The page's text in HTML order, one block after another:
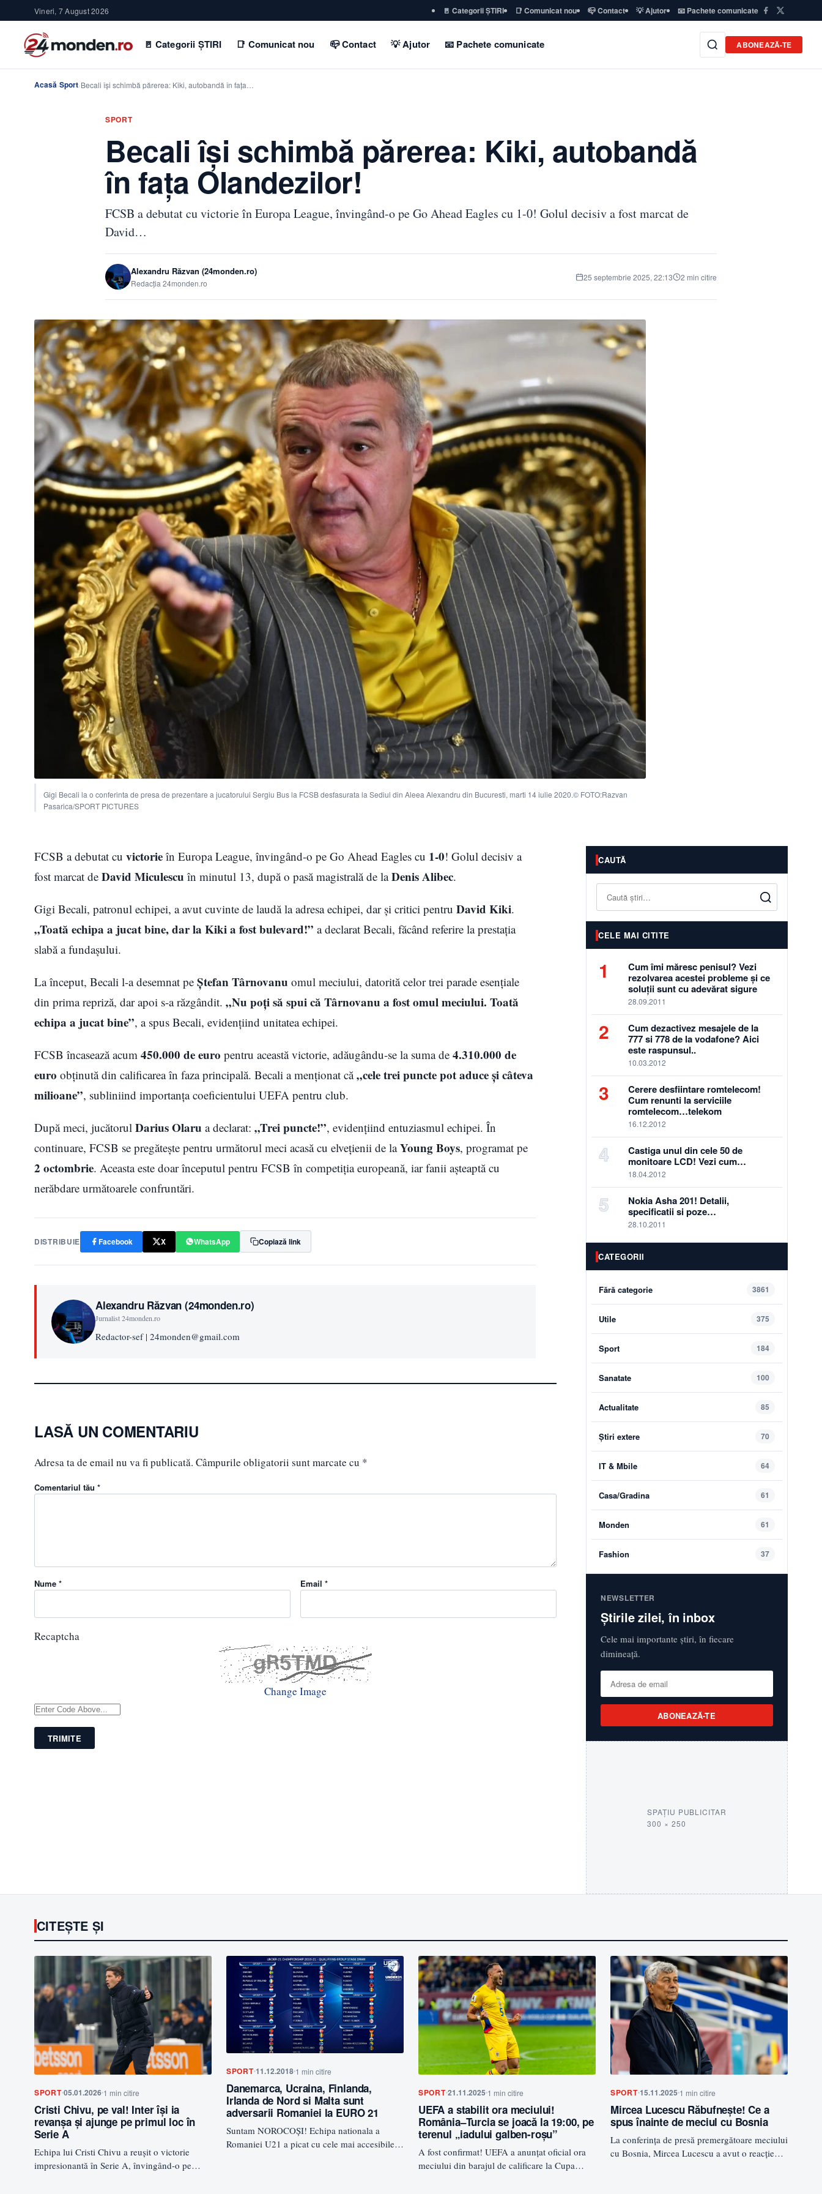
Vineri, 7 August 2026 🚪 Categorii ȘTIRI 📑 Comunicat nou 📪 Contact 💡 Ajutor 📧 Pachete comunicate
🚪 Categorii ȘTIRI 📑 Comunicat nou 📪 Contact 💡 Ajutor 📧 Pachete comunicate ABONEAZĂ-TE
Acasă›Sport›Becali își schimbă părerea: Kiki, autobandă în fața…
SPORT
Becali își schimbă părerea: Kiki, autobandă
în fața Olandezilor!
FCSB a debutat cu victorie în Europa League, învingând-o pe Go Ahead Eagles cu 1-0! Golul decisiv a fost marcat de
David…
Alexandru Răzvan (24monden.ro)
Redacția 24monden.ro
25 septembrie 2025, 22:13 2 min citire
Gigi Becali la o conferinta de presa de prezentare a jucatorului Sergiu Bus la FCSB desfasurata la Sediul din Aleea Alexandru din Bucuresti, marti 14 iulie 2020.© FOTO:Razvan
Pasarica/SPORT PICTURES
FCSB a debutat cu victorie în Europa League, învingând-o pe Go Ahead Eagles cu 1-0! Golul decisiv a
fost marcat de David Miculescu în minutul 13, după o pasă magistrală de laDenis Alibec.
Gigi Becali, patronul echipei, a avut cuvinte de laudă la adresa echipei, dar și critici pentru David Kiki.
„Toată echipa a jucat bine, dar la Kiki a fost bulevard!” a declarat Becali, făcând referire la prestația
slabă a fundașului.
La început, Becali l-a desemnat pe Ștefan Târnovanu omul meciului, datorită celor trei parade esențiale
din prima repriză, dar apoi s-a răzgândit. „Nu poți să spui că Târnovanu a fost omul meciului. Toată
echipa a jucat bine”, a spus Becali, evidențiind unitatea echipei.
FCSB încasează acum 450.000 de euro pentru această victorie, adăugându-se la suma de 4.310.000 de
euro obținută din calificarea în faza principală. Becali a menționat că„cele trei puncte pot aduce și câteva
milioane”, subliniind importanța coeficientului UEFA pentru club.
După meci, jucătorul Darius Olaru a declarat: „Trei puncte!”, evidențiind entuziasmul echipei. În
continuare, FCSB se pregătește pentru următorul meci acasă cu elvețienii de laYoung Boys, programat pe
2 octombrie. Aceasta este doar începutul pentru FCSB în competiția europeană, iar fanii așteaptă cu
nerăbdare următoarele confruntări.
DISTRIBUIE Facebook X WhatsApp Copiază link
Alexandru Răzvan (24monden.ro)
Jurnalist 24monden.ro
Redactor-sef | 24monden@gmail.com
LASĂ UN COMENTARIU
Adresa ta de email nu va fi publicată. Câmpurile obligatorii sunt marcate cu *
Comentariul tău *
Nume * Email *
Recaptcha
Change Image
TRIMITE
CAUTĂ
Caută
CELE MAI CITITE
1
Cum îmi măresc penisul? Vezi
rezolvarea acestei probleme și ce
soluții sunt cu adevărat sigure
28.09.2011
2
Cum dezactivez mesajele de la
777 si 778 de la vodafone? Aici
este raspunsul..
10.03.2012
3
Cerere desfiintare romtelecom!
Cum renunti la serviciile
romtelecom…telekom
16.12.2012
4
Castiga unul din cele 50 de
monitoare LCD! Vezi cum…
18.04.2012
5
Nokia Asha 201! Detalii,
specificatii si poze…
28.10.2011
CATEGORII
Fără categorie 3861
Utile 375
Sport 184
Sanatate 100
Actualitate 85
Știri extere 70
IT & Mbile 64
Casa/Gradina 61
Monden 61
Fashion 37
NEWSLETTER
Știrile zilei, în inbox
Cele mai importante știri, în fiecare
dimineață.
ABONEAZĂ-TE
SPAȚIU PUBLICITAR
300 × 250
CITEȘTE ȘI
SPORT05.01.2026 1 min citire
Cristi Chivu, pe val! Inter își ia
revanșa și ajunge pe primul loc în
Serie A
Echipa lui Cristi Chivu a reușit o victorie
impresionantă în Serie A, învingând-o pe
SPORT11.12.20181 min citire
Danemarca, Ucraina, Finlanda,
Irlanda de Nord si Malta sunt
adversarii Romaniei la EURO 21
Suntam NOROCOȘI! Echipa nationala a
Romaniei U21 a picat cu cele mai accesibile
SPORT21.11.2025 1 min citire
UEFA a stabilit ora meciului!
România–Turcia se joacă la 19:00, pe
terenul „iadului galben-roșu”
A fost confirmat! UEFA a anunțat oficial ora
meciului din barajul de calificare la Cupa
SPORT15.11.2025 1 min citire
Mircea Lucescu Răbufnește! Ce a
spus înainte de meciul cu Bosnia
La conferința de presă premergătoare meciului
cu Bosnia, Mircea Lucescu a avut o reacție